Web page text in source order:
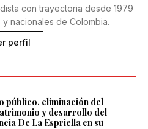
público, eliminación del
y desarrollo del
De La Espriella en su
con trayectoria desde 1979
nacionales de Colombia.
perfil